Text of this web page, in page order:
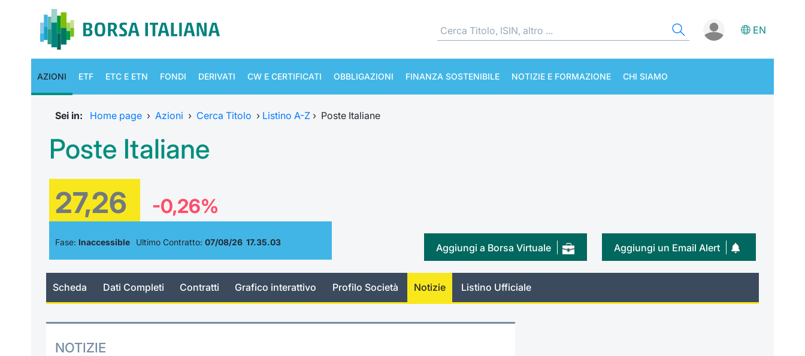
EN
AZIONI ETF ETC E ETN FONDI DERIVATI CW E CERTIFICATI OBBLIGAZIONI FINANZA SOSTENIBILE NOTIZIE E FORMAZIONE CHI SIAMO
Sei in: Home page › Azioni › Cerca Titolo › Listino A-Z › Poste Italiane
Poste Italiane
27,26 -0,26%
Fase: Inaccessible Ultimo Contratto: 07/08/26 17.35.03 Aggiungi un Email Alert
Aggiungi a Borsa Virtuale
Scheda Dati Completi Contratti Grafico interattivo Profilo Società Notizie Listino Ufficiale
NOTIZIE